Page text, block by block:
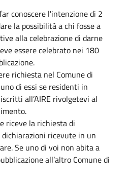
conoscere l'intenzione di 2
la possibilità a chi fosse a
alla celebrazione di darne
essere celebrato nei 180
richiesta nel Comune di
di essi se residenti in
all’AIRE rivolgetevi al
riceve la richiesta di
ricevute in un
Se uno di voi non abita a
all’altro Comune di